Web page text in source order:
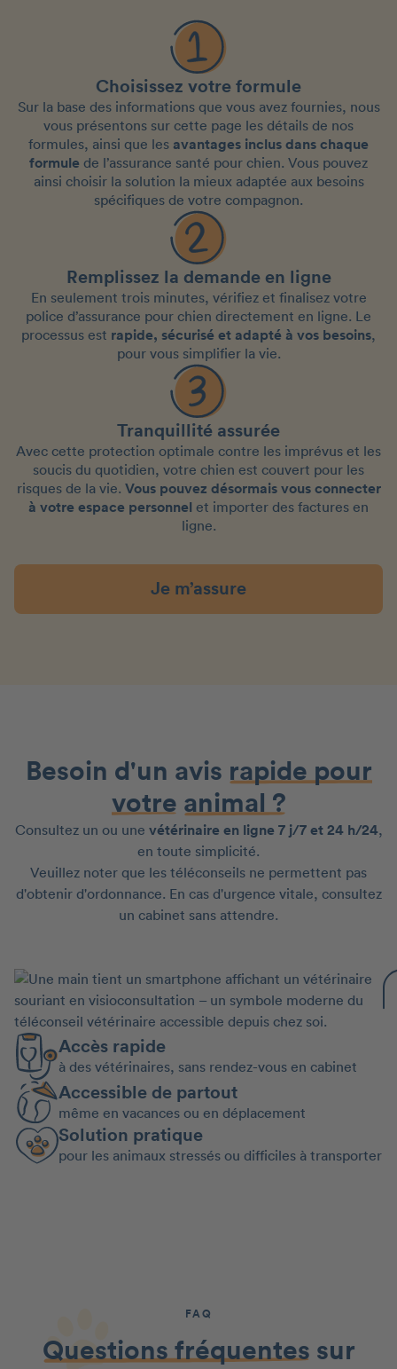
Choisissez votre formule
Sur la base des informations que vous avez fournies, nous
vous présentons sur cette page les détails de nos
formules, ainsi que les avantages inclus dans chaque
formule de l’assurance santé pour chien. Vous pouvez
ainsi choisir la solution la mieux adaptée aux besoins
spécifiques de votre compagnon.
Remplissez la demande en ligne
En seulement trois minutes, vérifiez et finalisez votre
police d’assurance pour chien directement en ligne. Le
processus est rapide, sécurisé et adapté à vos besoins,
pour vous simplifier la vie.
Tranquillité assurée
Avec cette protection optimale contre les imprévus et les
soucis du quotidien, votre chien est couvert pour les
risques de la vie. Vous pouvez désormais vous connecter
à votre espace personnel et importer des factures en
ligne.
Je m’assure
Besoin d'un avis rapide pour
votre animal ?
Consultez un ou une vétérinaire en ligne 7 j/7 et 24 h/24,
en toute simplicité.
Veuillez noter que les téléconseils ne permettent pas
d'obtenir d'ordonnance. En cas d'urgence vitale, consultez
un cabinet sans attendre.
Accès rapide
à des vétérinaires, sans rendez-vous en cabinet
Accessible de partout
même en vacances ou en déplacement
Solution pratique
pour les animaux stressés ou difficiles à transporter
FAQ
Questions fréquentes sur